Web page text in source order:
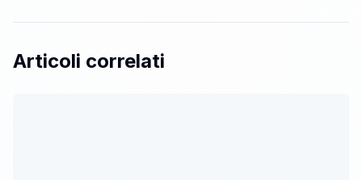
Articoli correlati